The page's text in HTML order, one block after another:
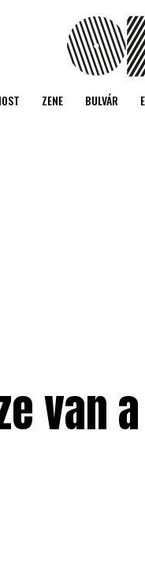
ZENE BULVÁR
van